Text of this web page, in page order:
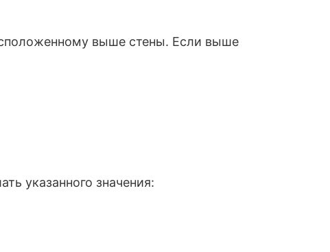
выше стены. Если выше
указанного значения: